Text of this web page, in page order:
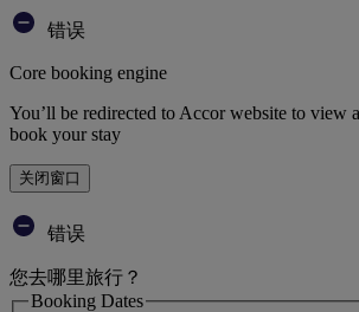
错误
Core booking engine
You’ll be redirected to Accor website to view
book your stay
关闭窗口
错误
您去哪里旅行？
Booking Dates